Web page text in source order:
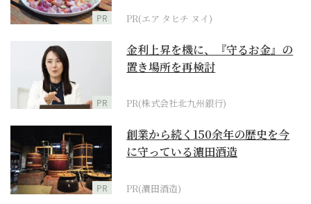
PR PR(エア タヒチ ヌイ)
PR
金利上昇を機に、『守るお金』の
置き場所を再検討
PR(株式会社北九州銀行)
PR
創業から続く150余年の歴史を今
に守っている濵田酒造
PR(濵田酒造)